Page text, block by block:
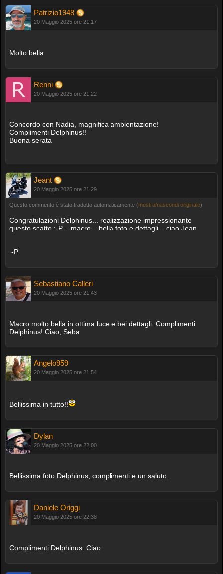
Patrizio1948
20 Maggio 2025 ore 21:17
Molto bella
Renni
20 Maggio 2025 ore 21:22
Concordo con Nadia, magnifica ambientazione!
Complimenti Delphinus!!
Buona serata
Jeant
20 Maggio 2025 ore 21:29
Questo commento è stato tradotto automaticamente (mostra/nascondi originale)
Congratulazioni Delphinus... realizzazione impressionante
questo scatto :-P .. macro... bella foto.e dettagli....ciao Jean
:-P
Sebastiano Calleri
20 Maggio 2025 ore 21:43
Macro molto bella in ottima luce e bei dettagli. Complimenti
Delphinus! Ciao, Seba
Angelo959
20 Maggio 2025 ore 21:54
Bellissima in tutto!!
Dylan
20 Maggio 2025 ore 22:00
Bellissima foto Delphinus, complimenti e un saluto.
Daniele Origgi
20 Maggio 2025 ore 22:38
Complimenti Delphinus. Ciao